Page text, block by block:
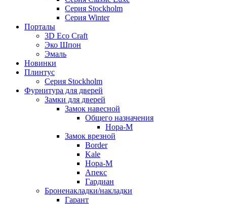
Серия Stockholm
Серия Winter
Порталы
3D Eco Craft
Эко Шпон
Эмаль
Новинки
Плинтус
Серия Stockholm
Фурнитура для дверей
Замки для дверей
Замок навесной
Общего назначения
Нора-М
Замок врезной
Border
Kale
Нора-М
Апекс
Гардиан
Броненакладки/накладки
Гарант